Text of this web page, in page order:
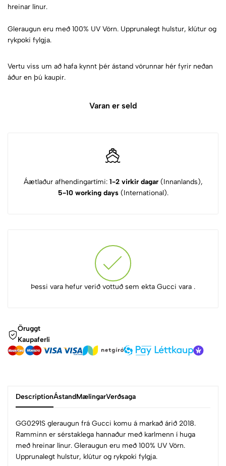
hreinar línur.
Gleraugun eru með 100% UV Vörn. Upprunalegt hulstur, klútur og
rykpoki fylgja.
Vertu viss um að hafa kynnt þér ástand vörunnar hér fyrir neðan
áður en þú kaupir.
Varan er seld
Áætlaður afhendingartími: 1-2 virkir dagar (Innanlands),
5-10 working days(International).
Þessi vara hefur verið vottuð sem ekta Gucci vara .
Öruggt
Kaupaferli
DescriptionÁstandMælingarVerðsaga
GG0291S gleraugun frá Gucci komu á markað árið 2018.
Ramminn er sérstaklega hannaður með karlmenn í huga
með hreinar línur. Gleraugun eru með 100% UV Vörn.
Upprunalegt hulstur, klútur og rykpoki fylgja.